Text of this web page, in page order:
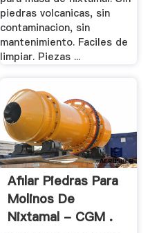
piedras volcanicas, sin
contaminacion, sin
mantenimiento. Faciles de
limpiar. Piezas ...
Afilar Piedras Para
Molinos De
Nixtamal - CGM .